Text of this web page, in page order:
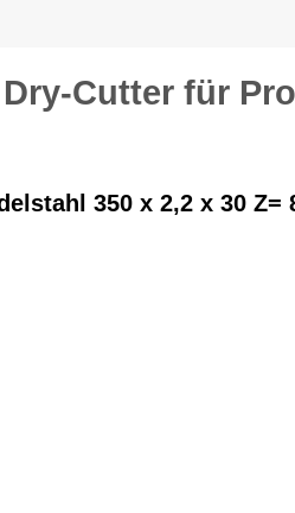
Cutter für
350 x 2,2 x 30 Z=